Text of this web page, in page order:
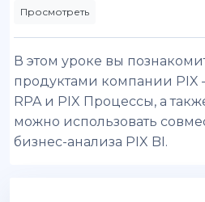
Просмотреть
В этом уроке вы
продуктами компании PIX
RPA и PIX Процессы, а
можно использовать
бизнес-анализа PIX BI.